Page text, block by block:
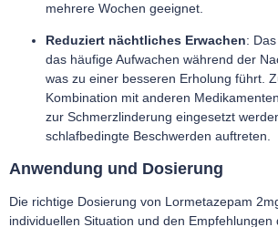
mehrere Wochen geeignet.
Reduziert nächtliches Erwachen:
das häufige Aufwachen während der
was zu einer besseren Erholung führt.
Kombination mit anderen
zur Schmerzlinderung eingesetzt
schlafbedingte Beschwerden auftreten.
Anwendung und Dosierung
Die richtige Dosierung von Lormetazepam
individuellen Situation und den Empfehlungen